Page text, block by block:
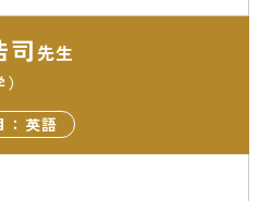
司先生
：英語